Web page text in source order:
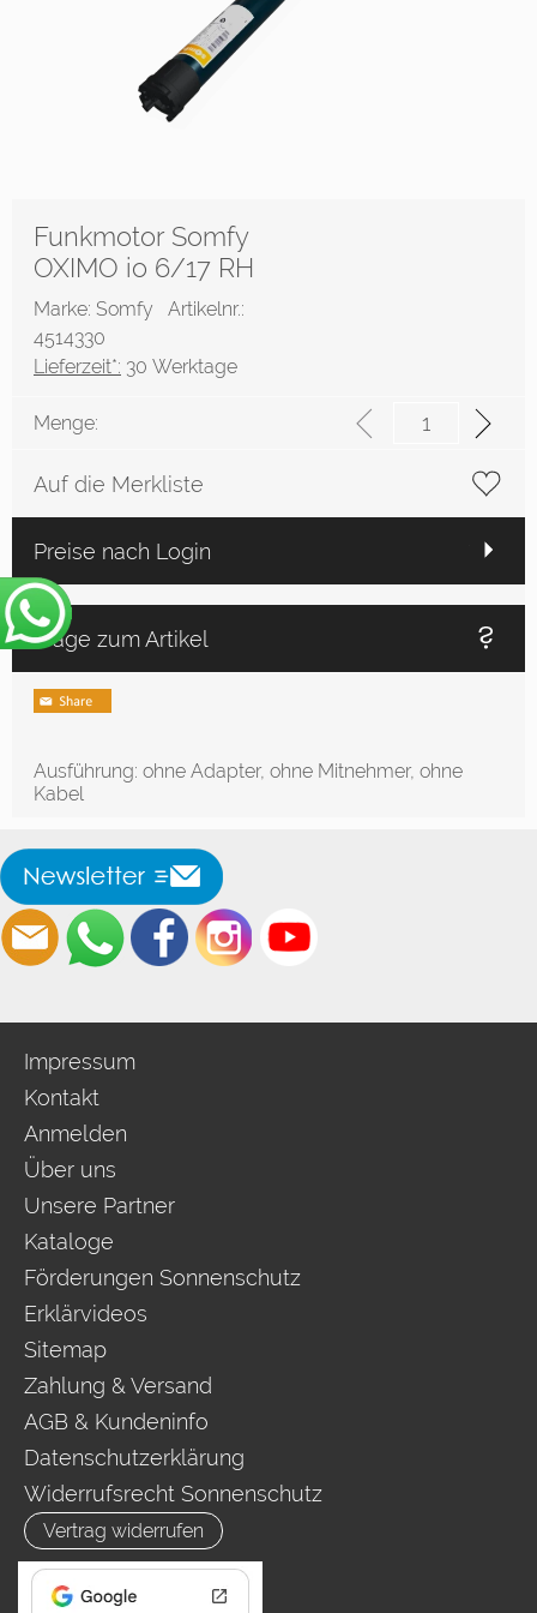
Funkmotor Somfy
OXIMO io 6/17 RH
Marke: Somfy Artikelnr.:
4514330
Lieferzeit*: 30 Werktage
Menge:
Auf die Merkliste
Preise nach Login
Frage zum Artikel
Ausführung: ohne Adapter, ohne Mitnehmer, ohne
Kabel
Impressum
Kontakt
Anmelden
Über uns
Unsere Partner
Kataloge
Förderungen Sonnenschutz
Erklärvideos
Sitemap
Zahlung & Versand
AGB & Kundeninfo
Datenschutzerklärung
Widerrufsrecht Sonnenschutz
Vertrag widerrufen